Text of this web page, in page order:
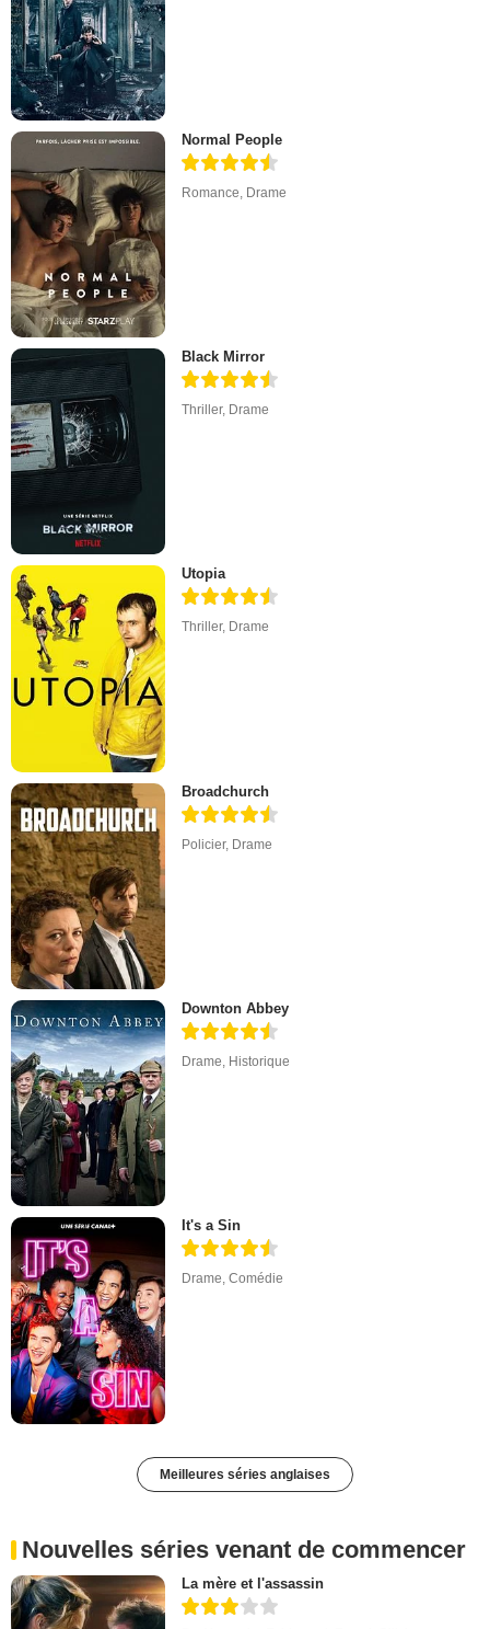
Normal People
Romance Drame
Black Mirror
Thriller, Drame
Utopia
Thriller, Drame
Broadchurch
Policier, Drame
Downton Abbey
Drame, Historique
It's a Sin
Drame,Comédie
Meilleures séries anglaises
Nouvelles séries venant de commencer
La mère et l'assassin